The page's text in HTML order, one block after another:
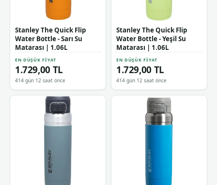
Stanley The Quick Flip
Water Bottle - Sarı Su
Matarası | 1.06L
EN DÜŞÜK FIYAT
1.729,00 TL
414 gün 12 saat önce
Stanley The Quick Flip
Water Bottle - Yeşil Su
Matarası | 1.06L
EN DÜŞÜK FIYAT
1.729,00 TL
414 gün 12 saat önce